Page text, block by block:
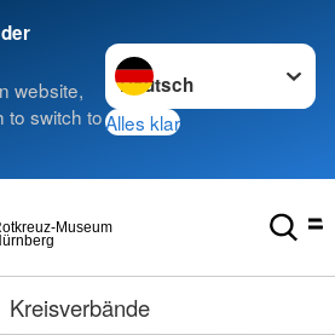
website,
to switch to
Sprache wechseln zu
Alles klar
Museum
Kreisverbände